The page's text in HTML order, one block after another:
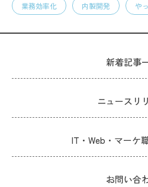
業務効率化 内製開発 や
新着記事
ニュースリ
IT・Web・マーケ
お問い合